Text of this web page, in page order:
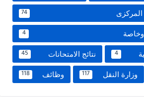
74
4
4 نتائج الامتحانات 45
وزارة النقل 117 وظائف 118